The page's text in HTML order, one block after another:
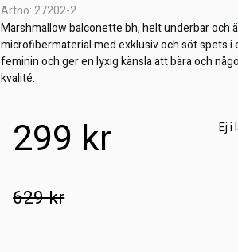
Artno: 27202-2
Marshmallow balconette bh, helt underbar och
microfibermaterial med exklusiv och söt spets i
feminin och ger en lyxig känsla att bära och
kvalité.
299 kr
629 kr
Ej i